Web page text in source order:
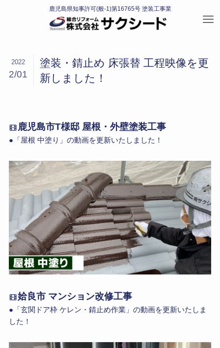
塗装・錆止め 床張替 工程映像を更
新しました！
2022
2/01
鹿児島市T様邸 屋根・外壁塗装工事
●「屋根 中塗り」の動画を更新いたしました！
姶良市 マンション改修工事
●「玄関ドア枠 ケレン・錆止め作業」の動画を更新いたしま
した！